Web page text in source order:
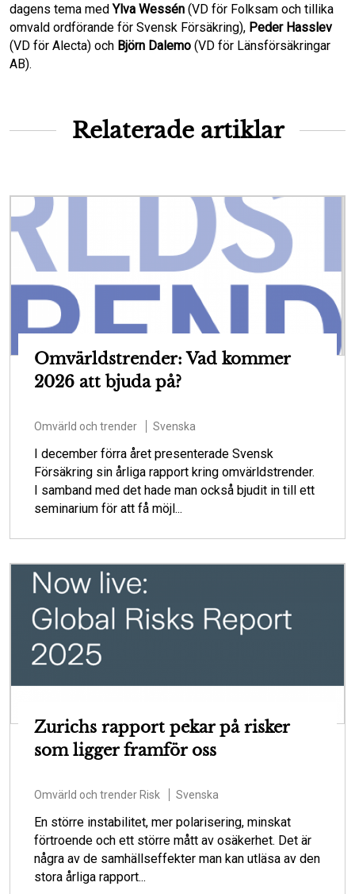
dagens tema medYlva Wessén (VD för Folksam och tillika
omvald ordförande för Svensk Försäkring), Peder Hasslev
(VD för Alecta) och Björn Dalemo (VD för Länsförsäkringar
AB).
Relaterade artiklar
Omvärldstrender: Vad kommer
2026 att bjuda på?
Omvärld och trender Svenska
I december förra året presenterade Svensk
Försäkring sin årliga rapport kring omvärldstrender.
I samband med det hade man också bjudit in till ett
seminarium för att få möjl...
Zurichs rapport pekar på risker
som ligger framför oss
Omvärld och trender Risk Svenska
En större instabilitet, mer polarisering, minskat
förtroende och ett större mått av osäkerhet. Det är
några av de samhällseffekter man kan utläsa av den
stora årliga rapport...